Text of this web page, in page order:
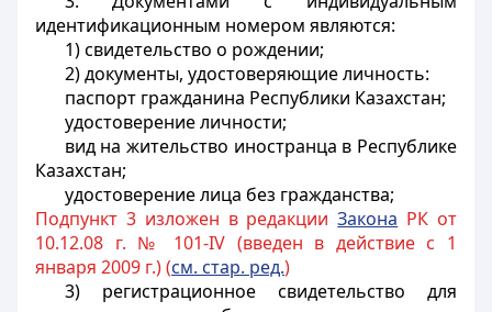
идентификационным номером являются:
1) свидетельство о рождении;
2) документы, удостоверяющие личность:
паспорт гражданина Республики Казахстан;
удостоверение личности;
вид на жительство иностранца в Республике
Казахстан;
удостоверение лица без гражданства;
Подпункт 3 изложен в редакцииЗакона РК от
10.12.08 г. № 101-IV (введен в действие с 1
января 2009 г.) (см. стар. ред.)
3) регистрационное свидетельство для